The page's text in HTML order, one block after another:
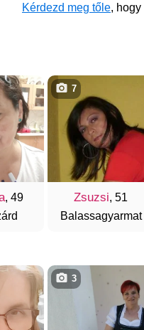
Kérdezd meg tőle,
, 49
Zsuzsi, 51
Balassagyarmat
7
3